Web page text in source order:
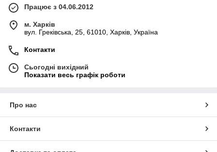
Працює з 04.06.2012
м. Харків
вул. Греківська, 25, 61010, Харків, Україна
Контакти
Сьогодні вихідний
Показати весь графік роботи
Про нас
Контакти